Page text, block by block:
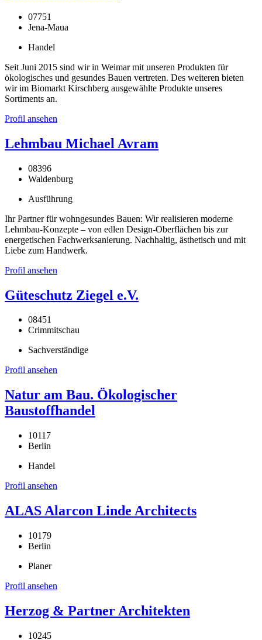
07751
Jena-Maua
Handel
Seit Juni 2015 sind wir in Weimar mit unseren Produkten für
ökologisches und gesundes Bauen vertreten. Des weiteren bieten
wir im Biomarkt Kirschberg ausgewählte Produkte unseres
Sortiments an.
Profil ansehen
Lehmbau Michael Avram
08396
Waldenburg
Ausführung
Ihr Partner für wohngesundes Bauen: Wir realisieren moderne
Lehmbau-Konzepte – von edlen Design-Oberflächen bis zur
energetischen Fachwerksanierung. Nachhaltig, ästhetisch und mit
Liebe zum Handwerk.
Profil ansehen
Güteschutz Ziegel e.V.
08451
Crimmitschau
Sachverständige
Profil ansehen
Natur am Bau. Ökologischer
Baustoffhandel
10117
Berlin
Handel
Profil ansehen
ALAS Alarcon Linde Architects
10179
Berlin
Planer
Profil ansehen
Herzog & Partner Architekten
10245